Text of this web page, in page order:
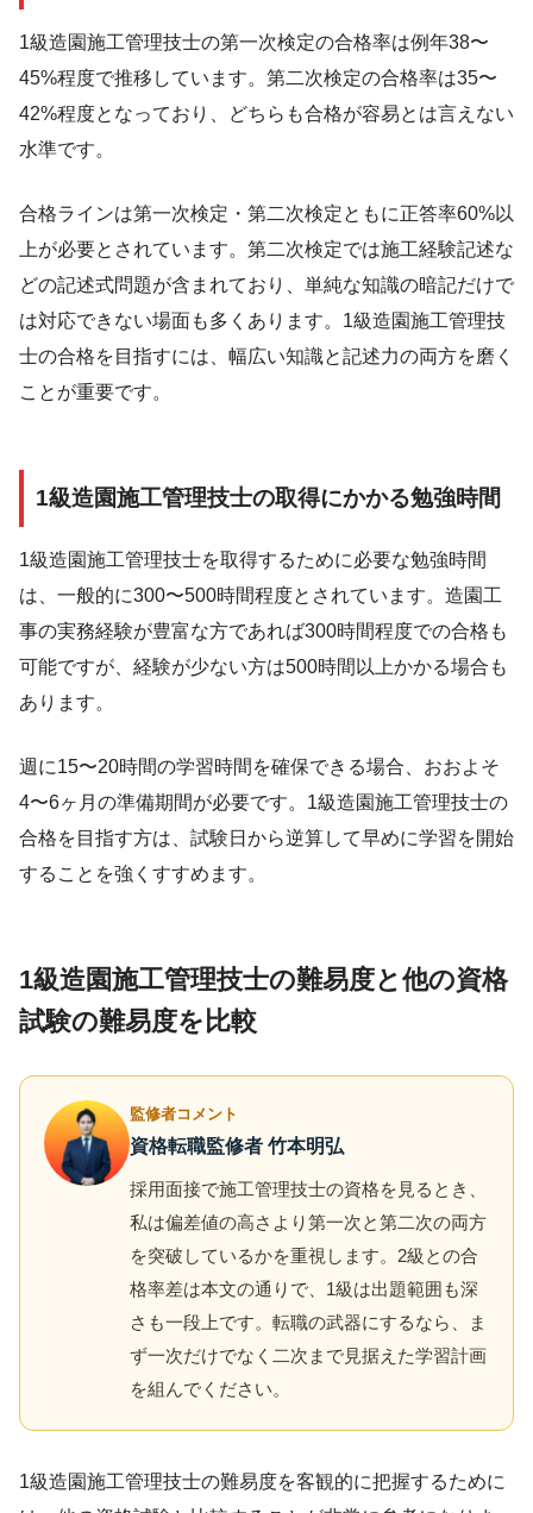
1級造園施工管理技士の第一次検定の合格率は例年38〜
45%程度で推移しています。第二次検定の合格率は35〜
42%程度となっており、どちらも合格が容易とは言えない
水準です。
合格ラインは第一次検定・第二次検定ともに正答率60%以
上が必要とされています。第二次検定では施工経験記述な
どの記述式問題が含まれており、単純な知識の暗記だけで
は対応できない場面も多くあります。1級造園施工管理技
士の合格を目指すには、幅広い知識と記述力の両方を磨く
ことが重要です。
1級造園施工管理技士の取得にかかる勉強時間
1級造園施工管理技士を取得するために必要な勉強時間
は、一般的に300〜500時間程度とされています。造園工
事の実務経験が豊富な方であれば300時間程度での合格も
可能ですが、経験が少ない方は500時間以上かかる場合も
あります。
週に15〜20時間の学習時間を確保できる場合、おおよそ
4〜6ヶ月の準備期間が必要です。1級造園施工管理技士の
合格を目指す方は、試験日から逆算して早めに学習を開始
することを強くすすめます。
1級造園施工管理技士の難易度と他の資格
試験の難易度を比較
監修者コメント
資格転職監修者 竹本明弘
採用面接で施工管理技士の資格を見るとき、
私は偏差値の高さより第一次と第二次の両方
を突破しているかを重視します。2級との合
格率差は本文の通りで、1級は出題範囲も深
さも一段上です。転職の武器にするなら、ま
ず一次だけでなく二次まで見据えた学習計画
を組んでください。
1級造園施工管理技士の難易度を客観的に把握するために